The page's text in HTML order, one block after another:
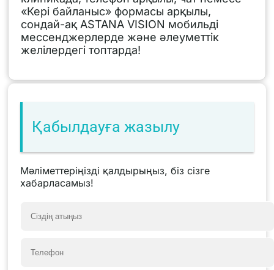
«Кері байланыс» формасы арқылы,
сондай-ақ ASTANA VISION мобильді
мессенджерлерде және әлеуметтік
желілердегі топтарда!
Қабылдауға жазылу
Мәліметтеріңізді қалдырыңыз, біз сізге
хабарласамыз!